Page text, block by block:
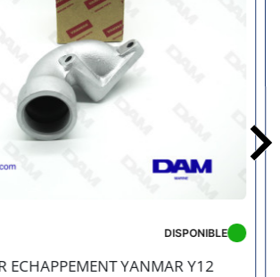
ECHAPPEMENT YANMAR Y12
DISPONIBLE